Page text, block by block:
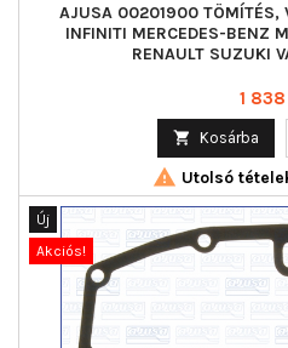
AJUSA 00201900 TÖMÍTÉS,
INFINITI MERCEDES-BENZ
RENAULT SUZUKI
Ár
1
 Kosárba
 Utolsó
Új
Akciós!